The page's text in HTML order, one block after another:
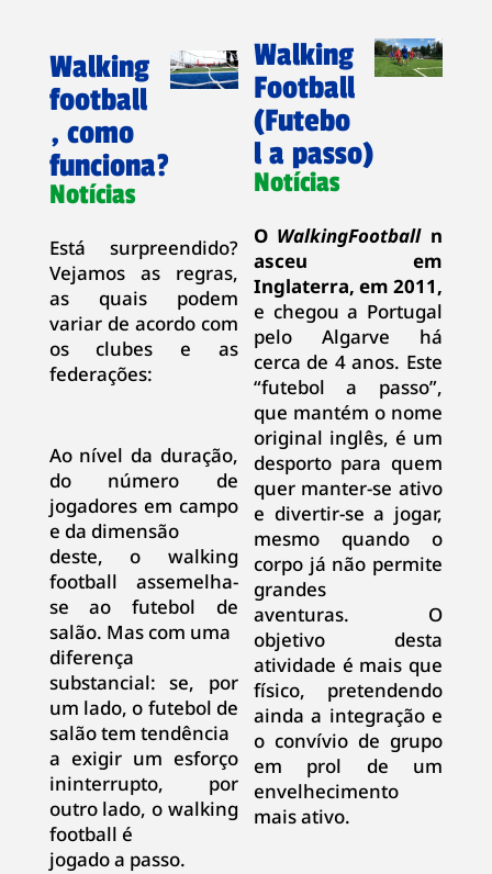
Walking
football
, como
funciona?
Notícias
Está surpreendido?
Vejamos as regras,
as quais podem
variar de acordo com
os clubes e as
federações:
Ao nível da duração,
do número de
jogadores em campo
e da dimensão
deste, o walking
football assemelha-
se ao futebol de
salão. Mas com uma
diferença
substancial: se, por
um lado, o futebol de
salão tem tendência
a exigir um esforço
ininterrupto, por
outro lado, o walking
football é
jogado a passo.
Walking
Football
(Futebo
l a passo)
Notícias
O WalkingFootballn
asceu em
Inglaterra, em 2011,
e chegou a Portugal
pelo Algarve há
cerca de 4 anos. Este
“futebol a passo”,
que mantém o nome
original inglês, é um
desporto para quem
quer manter-se ativo
e divertir-se a jogar,
mesmo quando o
corpo já não permite
grandes
aventuras. O
objetivo desta
atividade é mais que
físico, pretendendo
ainda a integração e
o convívio de grupo
em prol de um
envelhecimento
mais ativo.